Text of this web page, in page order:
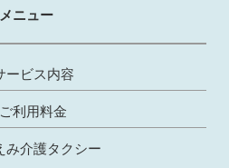
メニュー
ービス内容
ご利用料金
み介護タクシー